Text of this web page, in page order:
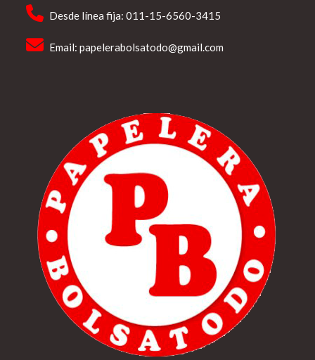
Desde línea fija: 011-15-6560-3415
Email:papelerabolsatodo@gmail.com